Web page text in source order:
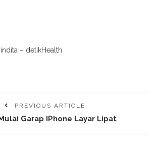
– detikHealth
PREVIOUS ARTICLE
Garap IPhone Layar Lipat